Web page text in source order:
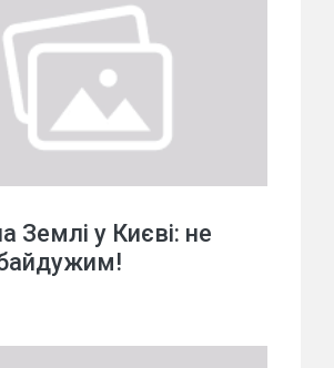
Землі у Києві: не